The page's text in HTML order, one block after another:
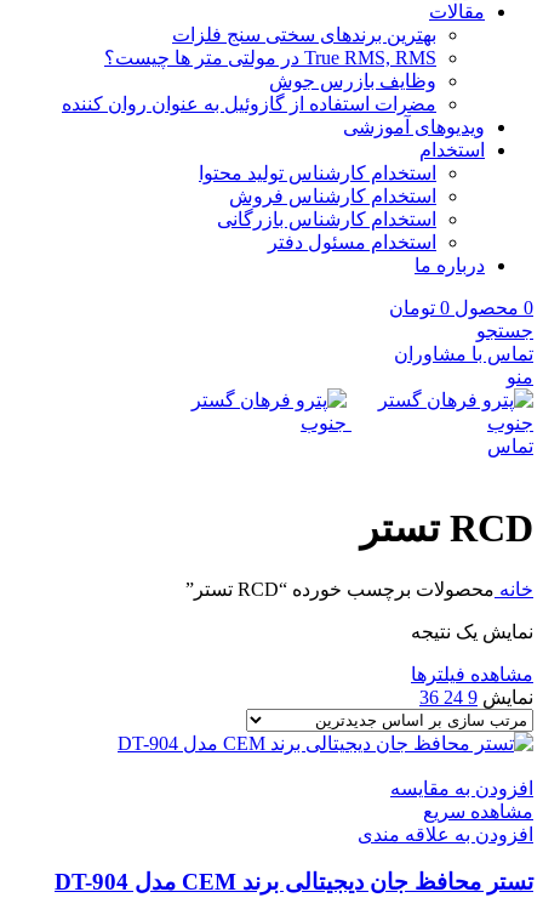
مقالات
بهترین برندهای سختی سنج فلزات
True RMS, RMS در مولتی متر ها چیست؟
وظایف بازرس جوش
مضرات استفاده از گازوئیل به عنوان روان کننده
ویدیوهای آموزشی
استخدام
استخدام کارشناس تولید محتوا
استخدام کارشناس فروش
استخدام کارشناس بازرگانی
استخدام مسئول دفتر
درباره ما
0 محصول 0 تومان
جستجو
تماس با مشاوران
منو
تماس
RCD تستر
خانه محصولات برچسب خورده “RCD تستر”
نمایش یک نتیجه
مشاهده فیلترها
نمایش 9
24
36
افزودن به مقایسه
مشاهده سریع
افزودن به علاقه مندی
تستر محافظ جان دیجیتالی برند CEM مدل DT-904